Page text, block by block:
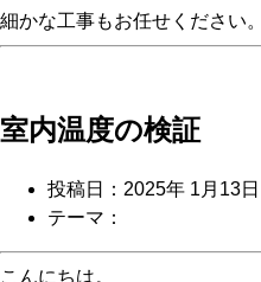
細かな工事もお任せください。
室内温度の検証
投稿日：2025年 1月13日
テーマ：
こんにちは。